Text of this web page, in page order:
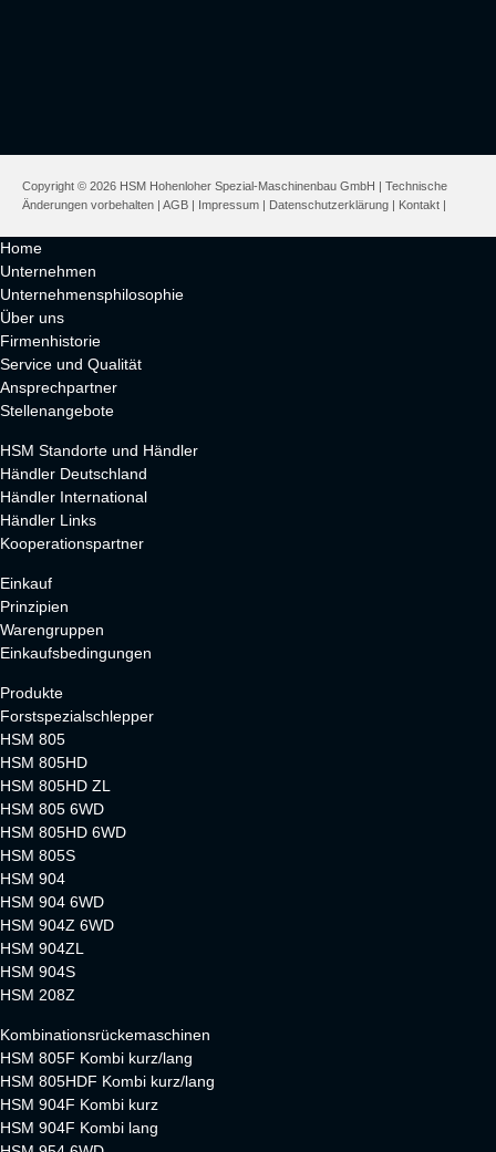
Copyright © 2026 HSM Hohenloher Spezial-Maschinenbau GmbH | Technische
Änderungen vorbehalten | AGB | Impressum | Datenschutzerklärung | Kontakt |
Home
Unternehmen
Unternehmensphilosophie
Über uns
Firmenhistorie
Service und Qualität
Ansprechpartner
Stellenangebote
HSM Standorte und Händler
Händler Deutschland
Händler International
Händler Links
Kooperationspartner
Einkauf
Prinzipien
Warengruppen
Einkaufsbedingungen
Produkte
Forstspezialschlepper
HSM 805
HSM 805HD
HSM 805HD ZL
HSM 805 6WD
HSM 805HD 6WD
HSM 805S
HSM 904
HSM 904 6WD
HSM 904Z 6WD
HSM 904ZL
HSM 904S
HSM 208Z
Kombinationsrückemaschinen
HSM 805F Kombi kurz/lang
HSM 805HDF Kombi kurz/lang
HSM 904F Kombi kurz
HSM 904F Kombi lang